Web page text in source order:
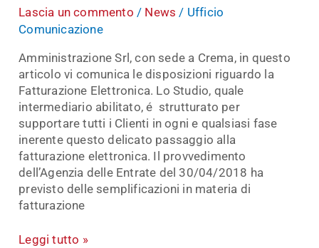
Lascia un commento / News / Ufficio
Comunicazione
Amministrazione Srl, con sede a Crema, in questo
articolo vi comunica le disposizioni riguardo la
Fatturazione Elettronica. Lo Studio, quale
intermediario abilitato, é strutturato per
supportare tutti i Clienti in ogni e qualsiasi fase
inerente questo delicato passaggio alla
fatturazione elettronica. Il provvedimento
dell’Agenzia delle Entrate del 30/04/2018 ha
previsto delle semplificazioni in materia di
fatturazione
Leggi tutto »